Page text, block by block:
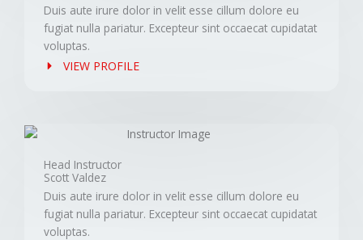
Duis aute irure dolor in velit esse cillum dolore eu
fugiat nulla pariatur. Excepteur sint occaecat cupidatat
voluptas.
VIEW PROFILE
Head Instructor
Scott Valdez
Duis aute irure dolor in velit esse cillum dolore eu
fugiat nulla pariatur. Excepteur sint occaecat cupidatat
voluptas.